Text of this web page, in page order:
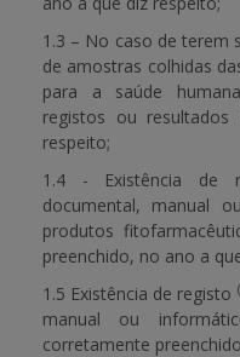
1.3 – No caso de terem
de amostras colhidas
para a saúde
registos ou
respeito;
1.4 - Existência de
documental, manual
produtos
preenchido, no ano a
1.5 Existência de registo
manual ou
corretamente